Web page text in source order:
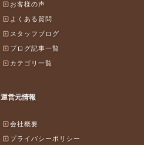
お客様の声
よくある質問
スタッフブログ
ブログ記事一覧
カテゴリ一覧
運営元情報
会社概要
プライバシーポリシー